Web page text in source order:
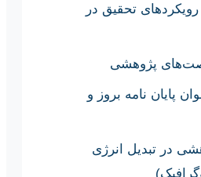
تحقیق در
پژوهشی
113 عنوان پایان نامه بروز و
در تبدیل انرژی